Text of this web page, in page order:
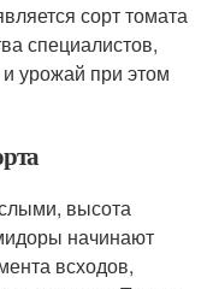
сорт томата
специалистов,
урожай при этом
высота
начинают
всходов,